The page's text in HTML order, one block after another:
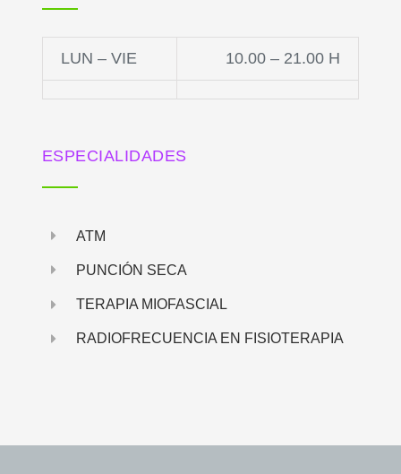
LUN – VIE 10.00 – 21.00 H
ESPECIALIDADES
ATM
PUNCIÓN SECA
TERAPIA MIOFASCIAL
RADIOFRECUENCIA EN FISIOTERAPIA